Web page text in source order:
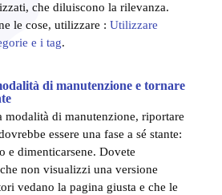
che diluiscono la rilevanza.
le cose, utilizzare : Utilizzare
e i tag.
di manutenzione e tornare
modalità di manutenzione, riportare
essere una fase a sé stante:
e dimenticarsene. Dovete
non visualizzi una versione
vedano la pagina giusta e che le